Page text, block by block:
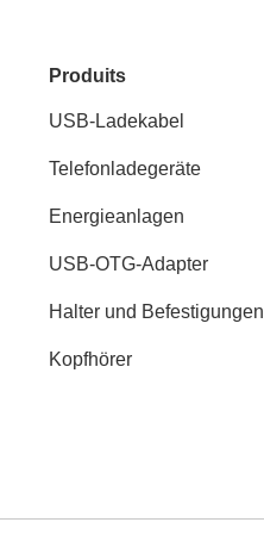
Produits
USB-Ladekabel
Telefonladegeräte
Energieanlagen
USB-OTG-Adapter
Halter und Befestigungen
Kopfhörer